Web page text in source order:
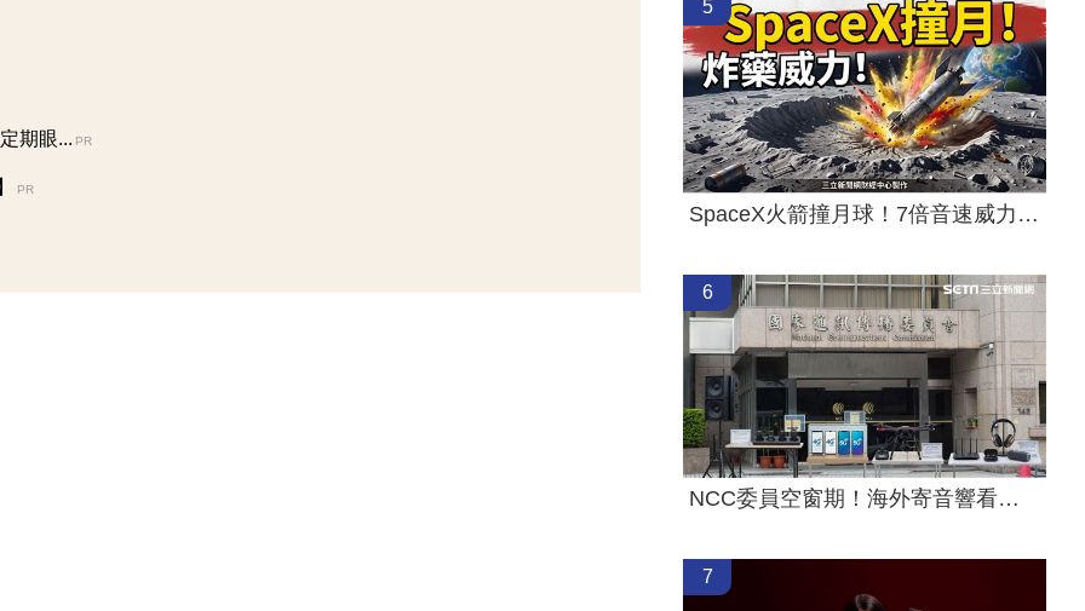
期眼... PR
PR
5
SpaceX火箭撞月球！7倍音速威力同3噸炸藥
6
NCC委員空窗期！海外寄音響看得到拿不到
7